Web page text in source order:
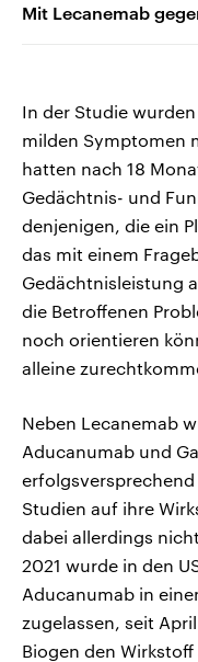
Mit Lecanemab
In der Studie
milden Symptomen
hatten nach 18
Gedächtnis- und
denjenigen, die ein
das mit einem
Gedächtnisleistung
die Betroffenen
noch orientieren
alleine
Neben Lecanemab
Aducanumab und
Studien auf ihre
dabei allerdings
2021 wurde in den
Aducanumab in
zugelassen, seit
Biogen den